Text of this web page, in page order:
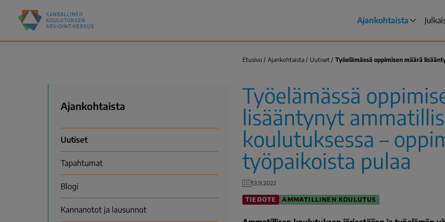
pääsisältöön
Kansallinen
koulutuksen
Päävalikko
Ajankohtaista
Etusivu Ajankohtaista Uutiset Työelämässä oppimisen määrä
Työelämässä
lisääntynyt
koulutuksessa –
työpaikoista pulaa
13.9.2022
TIEDOTE AMMATILLINEN KOULUTUS
Valikko
Ajankohtaista
Uutiset
Tapahtumat
Blogi
Kannanotot ja lausunnot